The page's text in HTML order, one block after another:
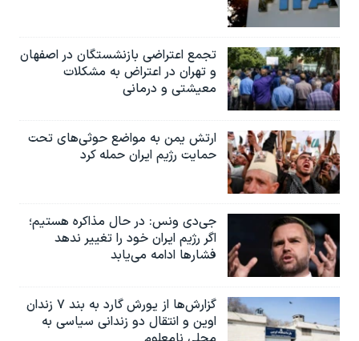
تجمع اعتراضی بازنشستگان در اصفهان
و تهران در اعتراض به مشکلات
معیشتی و درمانی
ارتش یمن به مواضع حوثی‌های تحت
حمایت رژیم ایران حمله کرد
جی‌دی ونس: در حال مذاکره هستیم؛
اگر رژیم ایران خود را تغییر ندهد
فشارها ادامه می‌یابد
گزارش‌ها از یورش گارد به بند ۷ زندان
اوین و انتقال دو زندانی سیاسی به